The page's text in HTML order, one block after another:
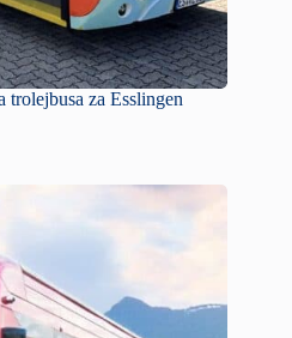
trolejbusa za Esslingen